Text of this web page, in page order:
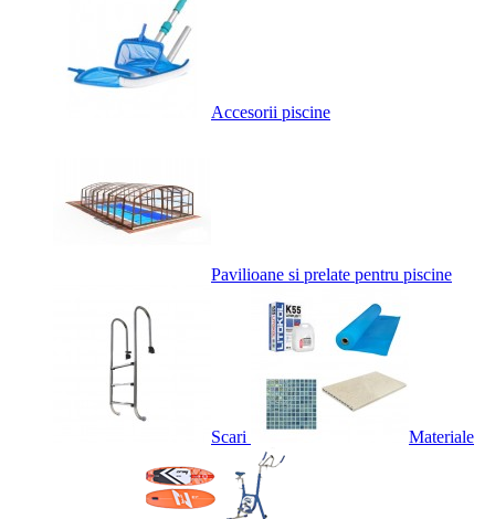
Accesorii piscine
Pavilioane si prelate pentru piscine
Scari Materiale